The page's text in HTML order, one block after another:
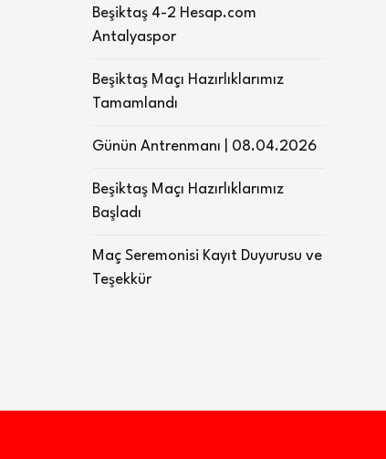
Beşiktaş 4-2 Hesap.com
Antalyaspor
Beşiktaş Maçı Hazırlıklarımız
Tamamlandı
Günün Antrenmanı | 08.04.2026
Beşiktaş Maçı Hazırlıklarımız
Başladı
Maç Seremonisi Kayıt Duyurusu ve
Teşekkür